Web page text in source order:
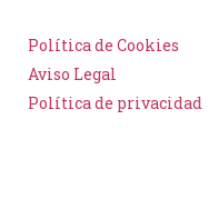
Política de Cookies
Aviso Legal
Política de privacidad